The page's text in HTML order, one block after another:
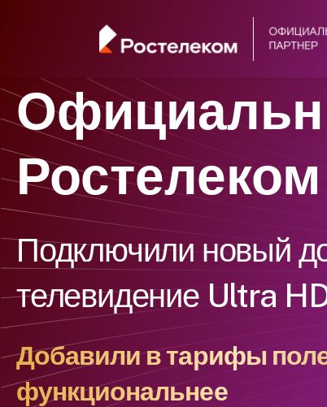
Ростелеком
Подключили новый
телевидение Ultra
Добавили в тарифы
функциональнее